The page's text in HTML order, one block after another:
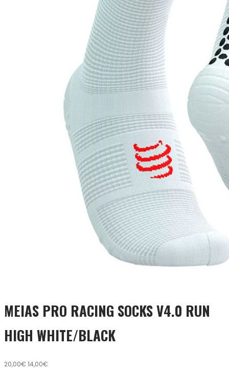
MEIAS PRO RACING SOCKS V4.0 RUN
HIGH WHITE/BLACK
20,00€ 14,00€